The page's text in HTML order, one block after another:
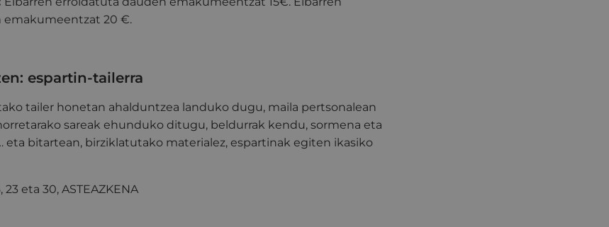
emakumeentzat 20 €.
espartin-tailerra
tailer honetan ahalduntzea landuko dugu, maila pertsonalean
sareak ehunduko ditugu, beldurrak kendu, sormena eta
eta bitartean, birziklatutako materialez, espartinak egiten ikasiko
23 eta 30, ASTEAZKENA